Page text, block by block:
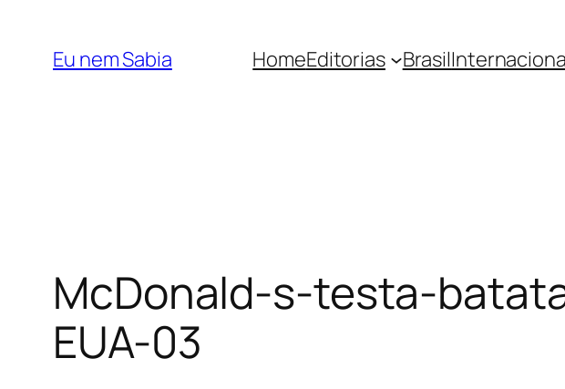
Eu nem Sabia HomeEditorias Brasil
McDonald-s-testa-
EUA-03